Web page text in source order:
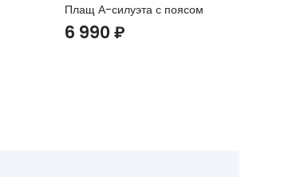
Плащ А-силуэта с поясом
6 990 ₽